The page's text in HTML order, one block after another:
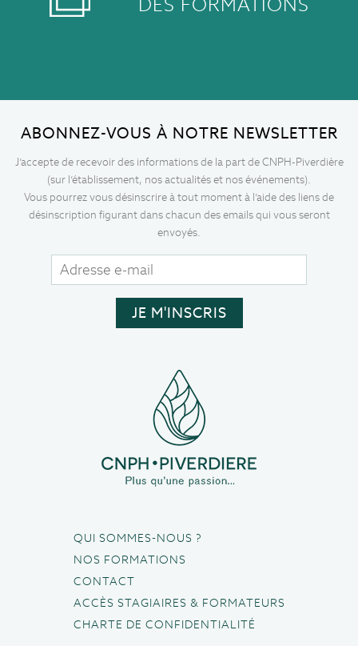
ABONNEZ-VOUS À NOTRE NEWSLETTER
J’accepte de recevoir des informations de la part de CNPH-Piverdière
(sur l’établissement, nos actualités et nos événements).
Vous pourrez vous désinscrire à tout moment à l’aide des liens de
désinscription figurant dans chacun des emails qui vous seront
envoyés.
QUI SOMMES-NOUS ?
NOS FORMATIONS
CONTACT
ACCÈS STAGIAIRES & FORMATEURS
CHARTE DE CONFIDENTIALITÉ